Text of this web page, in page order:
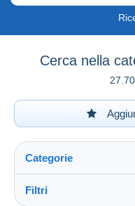
Cerca nella
Categorie
Filtri